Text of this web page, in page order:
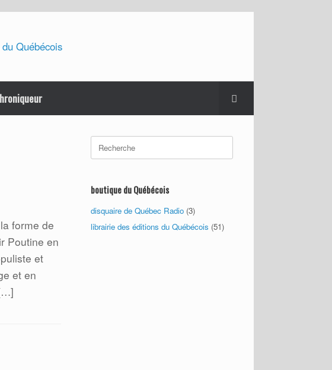
forme de
Poutine en
et
et en
Search
for:
boutique du Québécois
disquaire de Québec Radio (3)
librairie des éditions du Québécois (51)